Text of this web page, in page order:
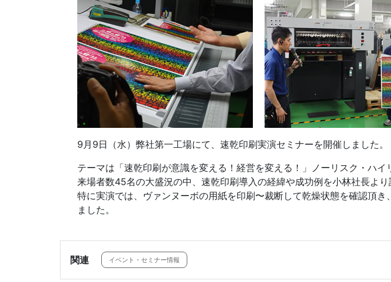
9月9日（水）弊社第一工場にて、速乾印刷実演セミナーを開催しました。
テーマは「速乾印刷が意識を変える！経営を変える！」ノーリスク・ハイ
来場者数45名の大盛況の中、速乾印刷導入の経緯や成功例を小林社長よ
特に実演では、ヴァンヌーボの用紙を印刷〜裁断して乾燥状態を確認頂
ました。
関連 イベント・セミナー情報